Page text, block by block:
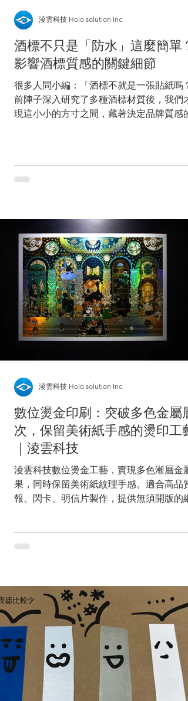
酒標不只是「防水」這麼簡單？
影響酒標質感的關鍵細節
很多人問小編：「酒標不就是一張貼紙嗎
前陣子深入研究了多種酒標材質後，我們
現這小小的方寸之間，藏著決定品牌質感
瓶酒勢必得全程靜置在冰桶中。然而，當
本優雅的品酩氛圍，蕩然無存。 藉由這次
認識，我們對專業酒標的定義又更上一層
是在『品飲習慣』與『保存環境』之間取
衡。因此了解材料的機能與特色，就變成
定酒標品質的三大關鍵： Wet Strength
Agent（濕強劑）： 在造紙過程中，透過
濕強劑來強化纖維結構。這就像是給紙張
了一層無形的骨架，確保酒標在潮濕或浸
境下，依然能維持挺度，告別軟爛與變形。
（Cobb值）息息相關：吸水性越低，防潮
現就越優越。通常會透過特殊的表面塗佈技
術，大
淩雲科技 Holo solution Inc.
數位燙金印刷：突破多色金屬層
次，保留美術紙手感的燙印工藝
｜淩雲科技
淩雲科技數位燙金工藝，實現多色漸層金
果，同時保留美術紙紋理手感。適合高品
報、閃卡、明信片製作，提供無須開版的
淩雲科技 Holo solution Inc.